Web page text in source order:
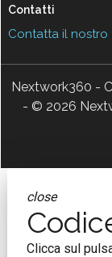
Contatti
Contatta il nostro
Nextwork360 -
- © 2026
close
Clicca sul